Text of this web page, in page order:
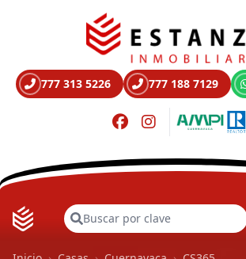
777 313 5226 777 188 7129
Buscar